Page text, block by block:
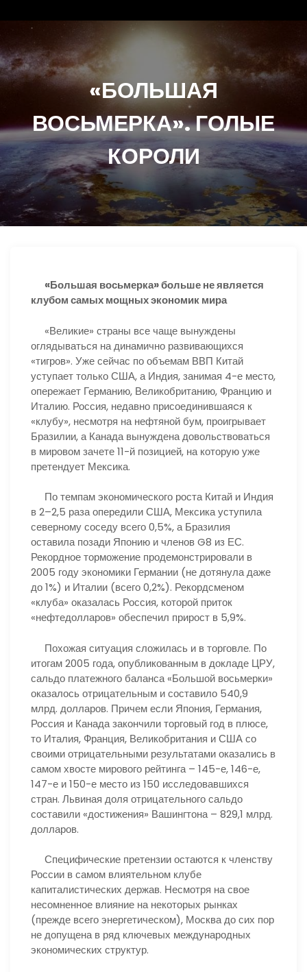
«БОЛЬШАЯ
ВОСЬМЕРКА». ГОЛЫЕ
КОРОЛИ
«Большая восьмерка» больше не является
клубом самых мощных экономик мира
«Великие» страны все чаще вынуждены
оглядываться на динамично развивающихся
«тигров». Уже сейчас по объемам ВВП Китай
уступает только США, а Индия, занимая 4-е место,
опережает Германию, Великобританию, Францию и
Италию. Россия, недавно присоединившаяcя к
«клубу», несмотря на нефтяной бум, проигрывает
Бразилии, а Канада вынуждена довольствоваться
в мировом зачете 11-й позицией, на которую уже
претендует Мексика.
По темпам экономического роста Китай и Индия
в 2–2,5 раза опередили США, Мексика уступила
северному соседу всего 0,5%, а Бразилия
оставила позади Японию и членов G8 из ЕС.
Рекордное торможение продемонстрировали в
2005 году экономики Германии (не дотянула даже
до 1%) и Италии (всего 0,2%). Рекордсменом
«клуба» оказалась Россия, которой приток
«нефтедолларов» обеспечил прирост в 5,9%.
Похожая ситуация сложилась и в торговле. По
итогам 2005 года, опубликованным в докладе ЦРУ,
сальдо платежного баланса «Большой восьмерки»
оказалось отрицательным и составило 540,9
млрд. долларов. Причем если Япония, Германия,
Россия и Канада закончили торговый год в плюсе,
то Италия, Франция, Великобритания и США со
своими отрицательными результатами оказались в
самом хвосте мирового рейтинга – 145-е, 146-е,
147-е и 150-е место из 150 исследовавшихся
стран. Львиная доля отрицательного сальдо
составили «достижения» Вашингтона – 829,1 млрд.
долларов.
Специфические претензии остаются к членству
России в самом влиятельном клубе
капиталистических держав. Несмотря на свое
несомненное влияние на некоторых рынках
(прежде всего энергетическом), Москва до сих пор
не допущена в ряд ключевых международных
экономических структур.